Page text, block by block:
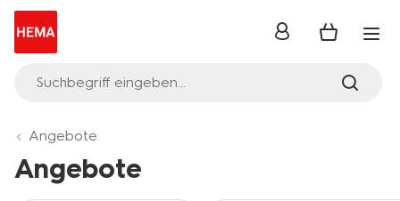
Suchbegriff eingeben...
Anmelden
Angebote
Angebote